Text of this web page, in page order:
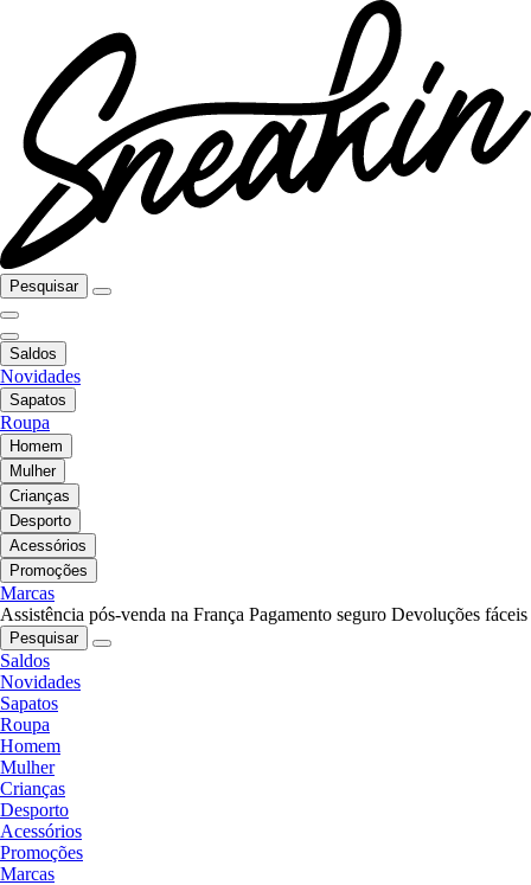
Pesquisar
Saldos
Novidades
Sapatos
Roupa
Homem
Mulher
Crianças
Desporto
Acessórios
Promoções
Marcas
Assistência pós-venda na França Pagamento seguro Devoluções fáceis
Pesquisar
Saldos
Novidades
Sapatos
Roupa
Homem
Mulher
Crianças
Desporto
Acessórios
Promoções
Marcas